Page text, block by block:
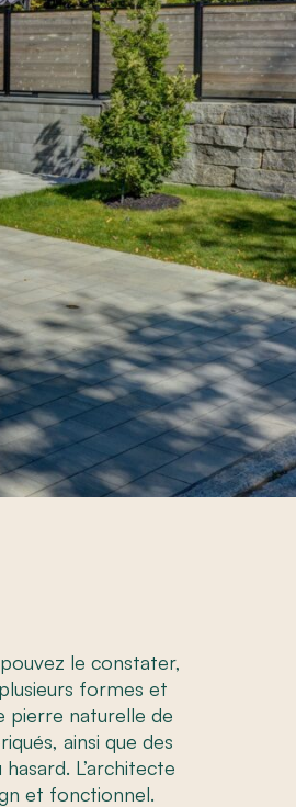
le constater,
formes et
pierre naturelle de
ainsi que des
L’architecte
et fonctionnel.